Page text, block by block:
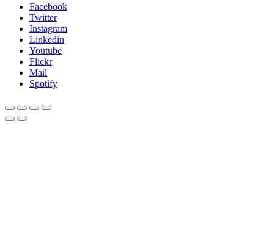
Facebook
Twitter
Instagram
Linkedin
Youtube
Flickr
Mail
Spotify